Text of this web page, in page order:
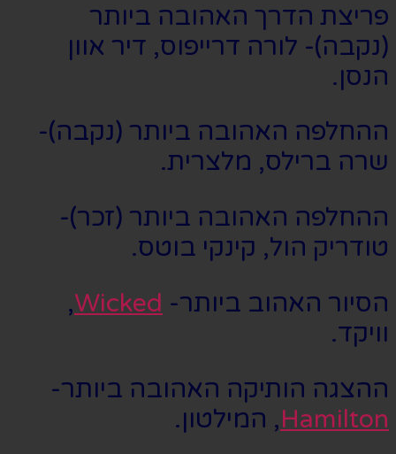
פריצת הדרך האהובה ביותר
(נקבה)- לורה דרייפוס, דיר אוון
הנסן.
ההחלפה האהובה ביותר (נקבה)-
שרה ברילס, מלצרית.
ההחלפה האהובה ביותר (זכר)-
טודריק הול, קינקי בוטס.
הסיור האהוב ביותר- Wicked
,
וויקד.
ההצגה הותיקה האהובה ביותר-
Hamilton, המילטון.